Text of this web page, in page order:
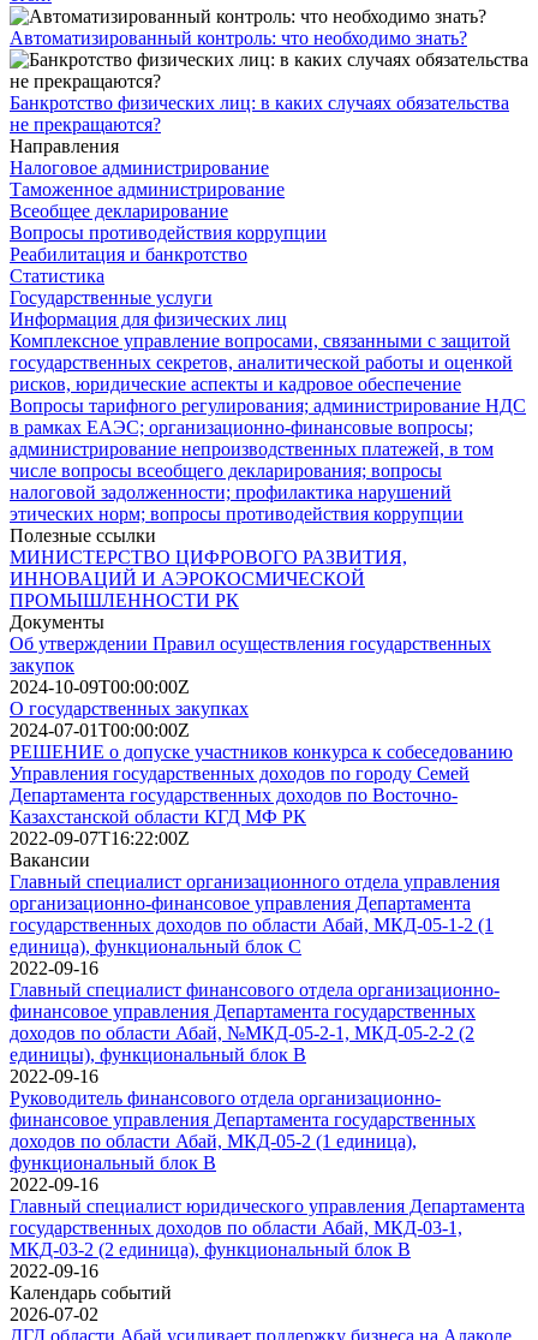
Автоматизированный контроль: что необходимо знать?
Банкротство физических лиц: в каких случаях обязательства
не прекращаются?
Направления
Налоговое администрирование
Таможенное администрирование
Всеобщее декларирование
Вопросы противодействия коррупции
Реабилитация и банкротство
Статистика
Государственные услуги
Информация для физических лиц
Комплексное управление вопросами, связанными с защитой
государственных секретов, аналитической работы и оценкой
рисков, юридические аспекты и кадровое обеспечение
Вопросы тарифного регулирования; администрирование НДС
в рамках ЕАЭС; организационно-финансовые вопросы;
администрирование непроизводственных платежей, в том
числе вопросы всеобщего декларирования; вопросы
налоговой задолженности; профилактика нарушений
этических норм; вопросы противодействия коррупции
Полезные ссылки
МИНИСТЕРСТВО ЦИФРОВОГО РАЗВИТИЯ,
ИННОВАЦИЙ И АЭРОКОСМИЧЕСКОЙ
ПРОМЫШЛЕННОСТИ РК
Документы
Об утверждении Правил осуществления государственных
закупок
2024-10-09T00:00:00Z
О государственных закупках
2024-07-01T00:00:00Z
РЕШЕНИЕ о допуске участников конкурса к собеседованию
Управления государственных доходов по городу Семей
Департамента государственных доходов по Восточно-
Казахстанской области КГД МФ РК
2022-09-07T16:22:00Z
Вакансии
Главный специалист организационного отдела управления
организационно-финансовое управления Департамента
государственных доходов по области Абай, МКД-05-1-2 (1
единица), функциональный блок С
2022-09-16
Главный специалист финансового отдела организационно-
финансовое управления Департамента государственных
доходов по области Абай, №МКД-05-2-1, МКД-05-2-2 (2
единицы), функциональный блок B
2022-09-16
Руководитель финансового отдела организационно-
финансовое управления Департамента государственных
доходов по области Абай, МКД-05-2 (1 единица),
функциональный блок B
2022-09-16
Главный специалист юридического управления Департамента
государственных доходов по области Абай, МКД-03-1,
МКД-03-2 (2 единица), функциональный блок B
2022-09-16
Календарь событий
2026-07-02
ДГД области Абай усиливает поддержку бизнеса на Алаколе